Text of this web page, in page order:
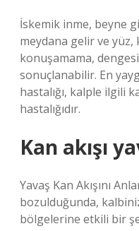
İskemik inme, beyne
meydana gelir ve
konuşamama,
sonuçlanabilir. En
hastalığı, kalple ilgili
hastalığıdır.
Kan akışı
Yavaş Kan Akışını
bozulduğunda,
bölgelerine etkili bir